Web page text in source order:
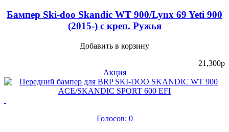
Бампер Ski-doo Skandic WT 900/Lynx 69 Yeti 900
(2015-) с креп. Ружья
Добавить в корзину
21,300p
Акция
Голосов: 0